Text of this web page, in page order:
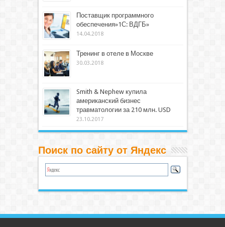
Поставщик программного
обеспечения»1С: ВДГБ»
14.04.2018
Тренинг в отеле в Москве
30.03.2018
Smith & Nephew купила
американский бизнес
травматологии за 210 млн. USD
23.10.2017
Поиск по сайту от Яндекс